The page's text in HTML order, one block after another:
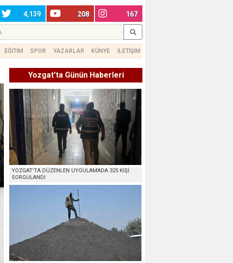
4,139 208 167
EĞİTİM SPOR YAZARLAR KÜNYE İLETİŞİM
Yozgat'ta Günün Haberleri
YOZGAT’TA DÜZENLEN UYGULAMADA 325 KİŞİ
SORGULANDI